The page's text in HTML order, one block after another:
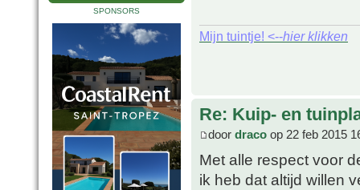
SPONSORS
Mijn tuintje! <--hier klikken
Re: Kuip- en
door draco op 22 feb 2015
Met alle respect voor
ik heb dat altijd willen